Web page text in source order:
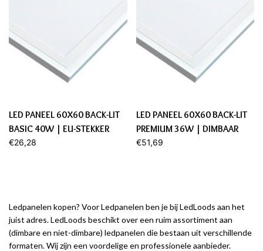
LED PANEEL 60X60 BACK-LIT
BASIC 40W | EU-STEKKER
€26,28
LED PANEEL 60X60 BACK-LIT
PREMIUM 36W | DIMBAAR
€51,69
Ledpanelen kopen? Voor Ledpanelen ben je bij LedLoods aan het
juist adres. LedLoods beschikt over een ruim assortiment aan
(dimbare en niet-dimbare) ledpanelen die bestaan uit verschillende
formaten. Wij zijn een voordelige en professionele aanbieder.